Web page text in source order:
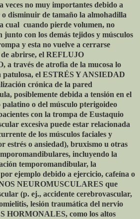
no muy importantes debido a
o disminuir de tamaño la almohadilla
cual cuando pierde volumen, no
junto con los demás tejidos y músculos
y esta no vuelve a cerrarse
de abrirse, el REFLUJO
través de atrofia de la mucosa lo
patulosa, el ESTRÉS Y ANSIEDAD
crónica de la pared
posiblemente debida a tensión en el
palatino o del músculo pterigoideo
con la trompa de Eustaquio
excesiva puede estar relacionada
de los músculos faciales y
estrés o ansiedad), bruxismo u otras
incluyendo la
temporomandibular, la
ejemplo debido a ejercicio, cafeína o
NEUROMUSCULARES que
(p. ej., accidente cerebrovascular,
lesión traumática del nervio
HORMONALES, como los altos